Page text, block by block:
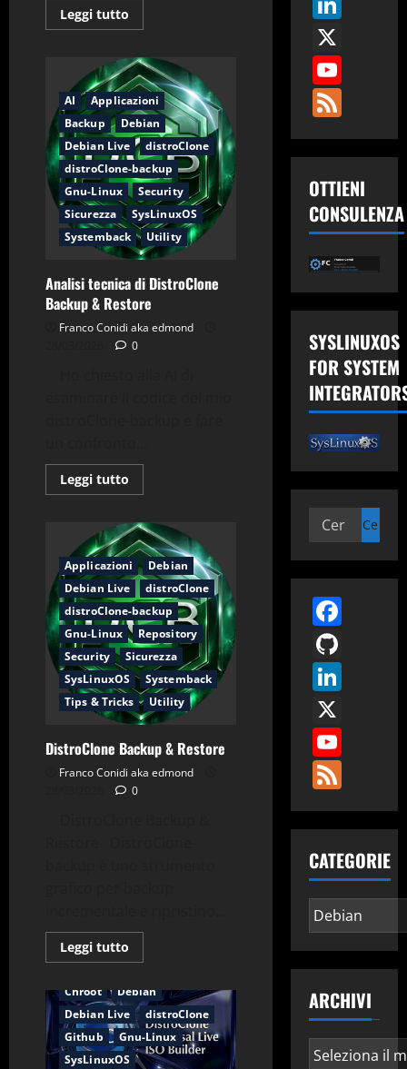
Leggi tutto
di
Guida
a
distroClone
e
distroClone-
backup
AI
Applicazioni
Backup
Debian
Debian Live
distroClone
distroClone-backup
Gnu-Linux
Security
Sicurezza
SysLinuxOS
Systemback
Utility
Analisi tecnica di DistroClone
Backup & Restore
Franco Conidi aka edmond
0
Leggi tutto
di
Analisi
tecnica
di
DistroClone
Backup
&
Restore
Applicazioni
Debian
Debian Live
distroClone
distroClone-backup
Gnu-Linux
Repository
Security
Sicurezza
SysLinuxOS
Systemback
Tips & Tricks
Utility
DistroClone Backup & Restore
Franco Conidi aka edmond
0
Leggi tutto
di
DistroClone
Backup
&
Restore
Chroot
Debian
Debian Live
distroClone
Github
Gnu-Linux
SysLinuxOS
Feed
OTTIENI
CONSULENZA
SYSLINUXOS
FOR SYSTEM
Ricerca
Feed
CATEGORIE
Categorie
ARCHIVI
Archivi